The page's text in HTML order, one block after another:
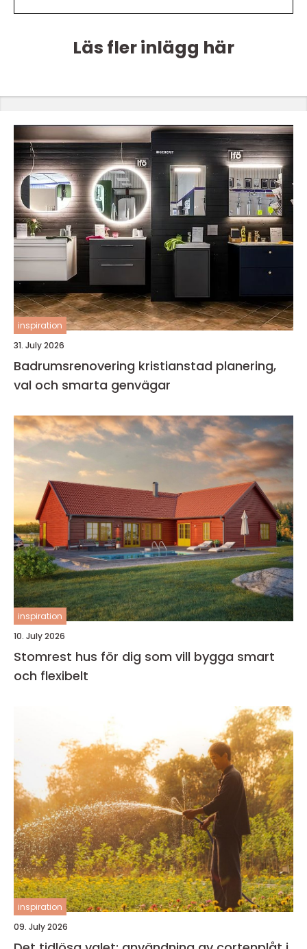
Läs fler inlägg här
inspiration
31. July 2026
Badrumsrenovering kristianstad planering,
val och smarta genvägar
inspiration
10. July 2026
Stomrest hus för dig som vill bygga smart
och flexibelt
inspiration
09. July 2026